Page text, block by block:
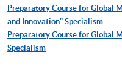
Preparatory Course for Global
and Innovation" Specialism
Preparatory Course for Global
Specialism